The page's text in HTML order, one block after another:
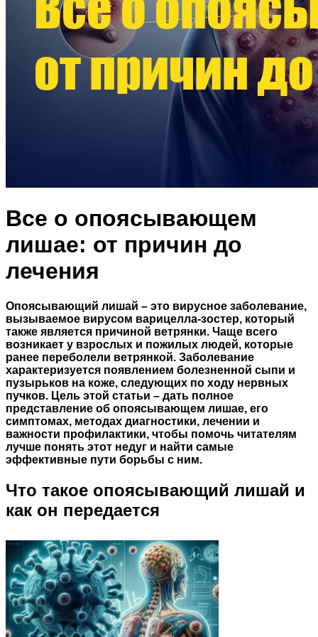
Все о опоясывающем
лишае: от причин до
лечения
Опоясывающий лишай – это вирусное заболевание,
вызываемое вирусом варицелла-зостер, который
также является причиной ветрянки. Чаще всего
возникает у взрослых и пожилых людей, которые
ранее переболели ветрянкой. Заболевание
характеризуется появлением болезненной сыпи и
пузырьков на коже, следующих по ходу нервных
пучков. Цель этой статьи – дать полное
представление об опоясывающем лишае, его
симптомах, методах диагностики, лечении и
важности профилактики, чтобы помочь читателям
лучше понять этот недуг и найти самые
эффективные пути борьбы с ним.
Что такое опоясывающий лишай и
как он передается